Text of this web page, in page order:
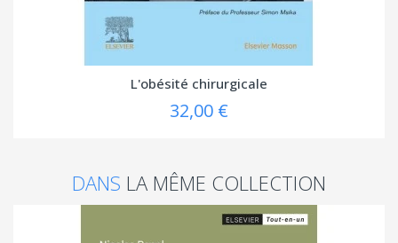
L'obésité chirurgicale
32,00 €
DANS LA MÊME COLLECTION